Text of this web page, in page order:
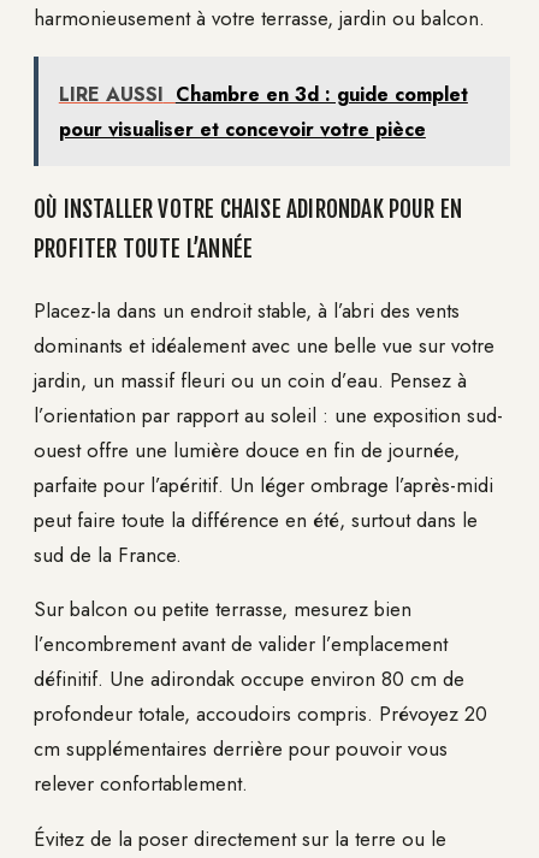
harmonieusement à votre terrasse, jardin ou balcon.
LIRE AUSSI Chambre en 3d : guide complet
pour visualiser et concevoir votre pièce
OÙ INSTALLER VOTRE CHAISE ADIRONDAK POUR EN
PROFITER TOUTE L’ANNÉE
Placez-la dans un endroit stable, à l’abri des vents
dominants et idéalement avec une belle vue sur votre
jardin, un massif fleuri ou un coin d’eau. Pensez à
l’orientation par rapport au soleil : une exposition sud-
ouest offre une lumière douce en fin de journée,
parfaite pour l’apéritif. Un léger ombrage l’après-midi
peut faire toute la différence en été, surtout dans le
sud de la France.
Sur balcon ou petite terrasse, mesurez bien
l’encombrement avant de valider l’emplacement
définitif. Une adirondak occupe environ 80 cm de
profondeur totale, accoudoirs compris. Prévoyez 20
cm supplémentaires derrière pour pouvoir vous
relever confortablement.
Évitez de la poser directement sur la terre ou le